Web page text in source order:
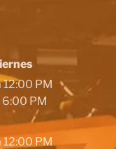
PM
PM
PM